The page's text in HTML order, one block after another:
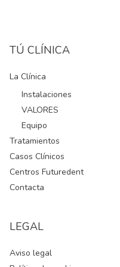
TÚ CLÍNICA
La Clínica
Instalaciones
VALORES
Equipo
Tratamientos
Casos Clínicos
Centros Futuredent
Contacta
LEGAL
Aviso legal